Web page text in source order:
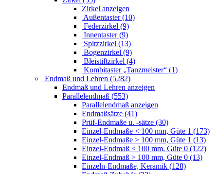
Zirkel anzeigen
Außentaster (10)
Federzirkel (9)
Innentaster (9)
Spitzzirkel (13)
Bogenzirkel (9)
Bleistiftzirkel (4)
Kombitaster „Tanzmeister“ (1)
Endmaß und Lehren (5282)
Endmaß und Lehren anzeigen
Parallelendmaß (553)
Parallelendmaß anzeigen
Endmaßsätze (41)
Prüf-Endmaße u. -sätze (30)
Einzel-Endmaße < 100 mm, Güte 1 (173)
Einzel-Endmaße > 100 mm, Güte 1 (13)
Einzel-Endmaß < 100 mm, Güte 0 (122)
Einzel-Endmaß > 100 mm, Güte 0 (13)
Einzeln-Endmaße, Keramik (128)